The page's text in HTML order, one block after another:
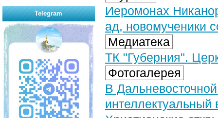
Иеромонах
ад, новомученики
Медиатека
ТК "Губерния".
Фотогалерея
В
интеллектуальный
Telegram